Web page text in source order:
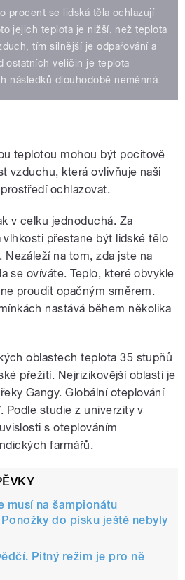
procent se lidská těla ochlazují
jejich teplota je nižší, než teplota
tím silnější je odpařování a
ostatních veličin je teplota
následků dlouhodobě neměnná.
teplotou mohou být pocitově
vzduchu, která ovlivňuje naši
ochlazovat.
v celku jednoduchá. Za
přestane být lidské tělo
na tom, zda jste na
se ovíváte. Teplo, které obvykle
proudit opačným směrem.
nastává během několika
oblastech teplota 35 stupňů
přežití. Nejrizikovější oblastí je
Gangy. Globální oteplování
Podle studie z univerzity v
s oteplováním
farmářů.
musí na šampionátu
do písku ještě nebyly
Pitný režim je pro ně